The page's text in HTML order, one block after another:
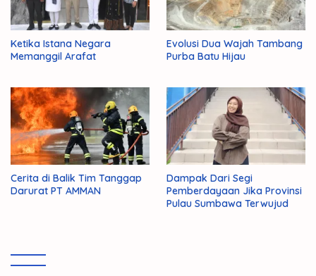
Ketika Istana Negara
Memanggil Arafat
Evolusi Dua Wajah Tambang
Purba Batu Hijau
Cerita di Balik Tim Tanggap
Darurat PT AMMAN
Dampak Dari Segi
Pemberdayaan Jika Provinsi
Pulau Sumbawa Terwujud